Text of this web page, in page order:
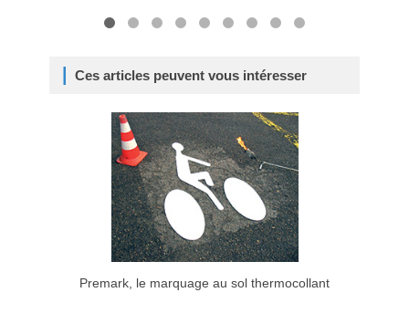
Ces articles peuvent vous intéresser
Premark, le marquage au sol thermocollant